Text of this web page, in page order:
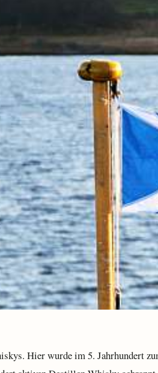
Hier wurde im 5. Jahrhundert